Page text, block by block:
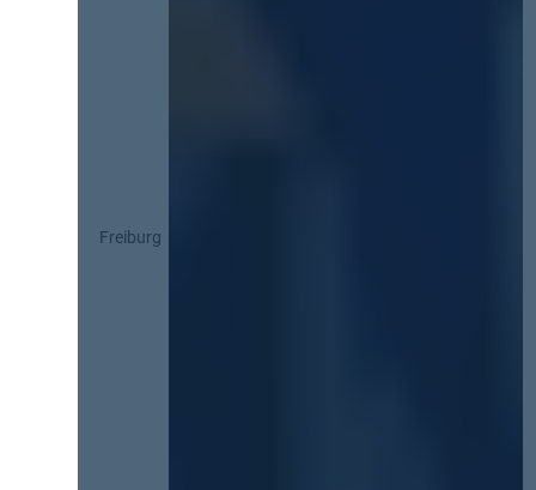
Freiburg